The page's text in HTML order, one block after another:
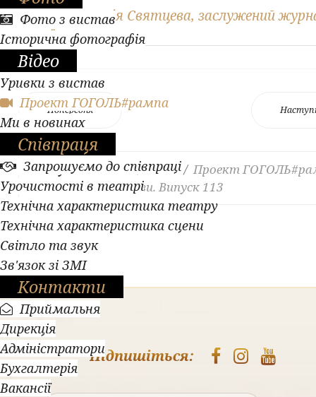
Фото з вистав
Історична фотографія
Відео
Уривки з вистав
Проект ГОГОЛЬ#рампа
Ми в новинах
Співпраця
Запрошуємо до співпраці
Урочистості в театрі
Технічна характеристика театру
Технічна характеристика сцени
Світло та звук
Зв'язок зі ЗМІ
Контакти
Приймальня
Дирекція
Адміністратори
Бухгалтерія
Вакансії
Автор Наталія Святцева, заслужений
України
Попередня
Ви тут:Головна Відео
Проект
Легендарні образи. Випуск 113
Підпишіться: